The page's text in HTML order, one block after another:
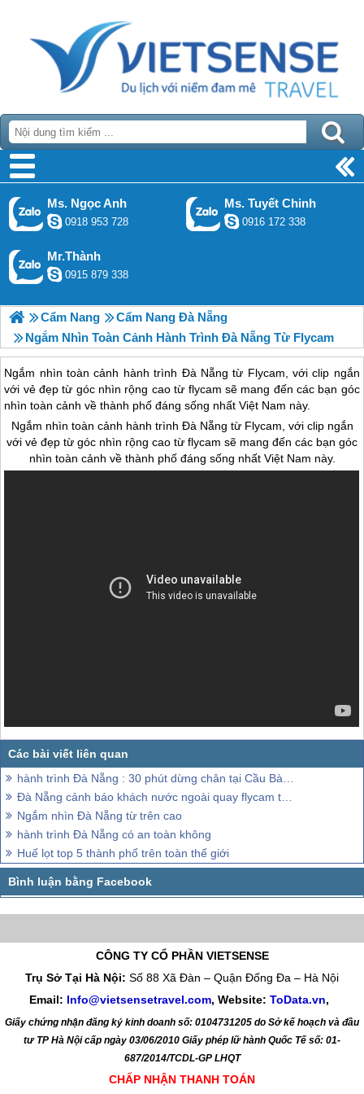
Ms. Ngọc Anh
0918 953 728
Ms. Tuyết Chinh
0916 172 338
Mr.Thành
0915 879 338
Cẩm Nang
Cẩm Nang Đà Nẵng
Ngắm Nhìn Toàn Cảnh Hành Trình Đà Nẵng Từ Flycam
Ngắm nhìn toàn cảnh hành trình Đà Nẵng từ Flycam, với clip ngắn
với vẻ đẹp từ góc nhìn rộng cao từ flycam sẽ mang đến các bạn góc
nhìn toàn cảnh về thành phố đáng sống nhất Việt Nam này.
Ngắm nhìn toàn cảnh hành trình Đà Nẵng từ Flycam, với clip ngắn
với vẻ đẹp từ góc nhìn rộng cao từ flycam sẽ mang đến các bạn góc
nhìn toàn cảnh về thành phố đáng sống nhất Việt Nam này.
hành trình Đà Nẵng : 30 phút dừng chân tại Cầu Bàn Tay
Đà Nẵng cảnh báo khách nước ngoài quay flycam tại Sơn Trà
Ngắm nhìn Đà Nẵng từ trên cao
hành trình Đà Nẵng có an toàn không
Huế lọt top 5 thành phố trên toàn thế giới
CÔNG TY CỔ PHẦN VIETSENSE
Trụ Sở Tại Hà Nội: Số 88 Xã Đàn – Quận Đống Đa – Hà Nội
Email: Info@vietsensetravel.com, Website: ToData.vn,
Giấy chứng nhận đăng ký kinh doanh số: 0104731205 do Sở kế hoạch và đầu
tư TP Hà Nội cấp ngày 03/06/2010 Giấy phép lữ hành Quốc Tế số: 01-
687/2014/TCDL-GP LHQT
CHẤP NHẬN THANH TOÁN